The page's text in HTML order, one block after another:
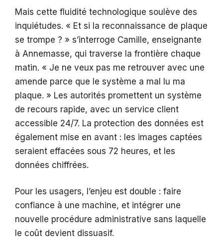
Mais cette fluidité technologique soulève des
inquiétudes. « Et si la reconnaissance de plaque
se trompe ? » s’interroge Camille, enseignante
à Annemasse, qui traverse la frontière chaque
matin. « Je ne veux pas me retrouver avec une
amende parce que le système a mal lu ma
plaque. » Les autorités promettent un système
de recours rapide, avec un service client
accessible 24/7. La protection des données est
également mise en avant : les images captées
seraient effacées sous 72 heures, et les
données chiffrées.
Pour les usagers, l’enjeu est double : faire
confiance à une machine, et intégrer une
nouvelle procédure administrative sans laquelle
le coût devient dissuasif.